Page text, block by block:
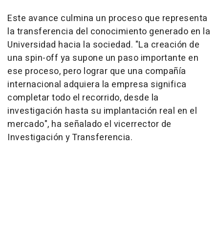
Este avance culmina un proceso que representa
la transferencia del conocimiento generado en la
Universidad hacia la sociedad. "La creación de
una spin-off ya supone un paso importante en
ese proceso, pero lograr que una compañía
internacional adquiera la empresa significa
completar todo el recorrido, desde la
investigación hasta su implantación real en el
mercado", ha señalado el vicerrector de
Investigación y Transferencia.